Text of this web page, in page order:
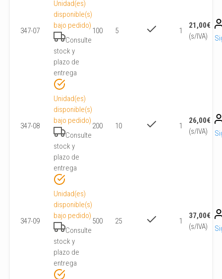
347-07
Unidad(es)
disponible(s)
bajo pedido)
Consulte
stock y
plazo de
entrega
100 5 1
21,00€
(s/IVA)
347-08
Unidad(es)
disponible(s)
bajo pedido)
Consulte
stock y
plazo de
entrega
200 10 1
26,00€
(s/IVA)
347-09
Unidad(es)
disponible(s)
bajo pedido)
Consulte
stock y
plazo de
entrega
500 25 1
37,00€
(s/IVA)